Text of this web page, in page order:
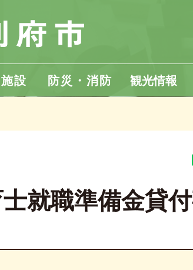
施設 防災・消防 観光情報
就職準備金貸